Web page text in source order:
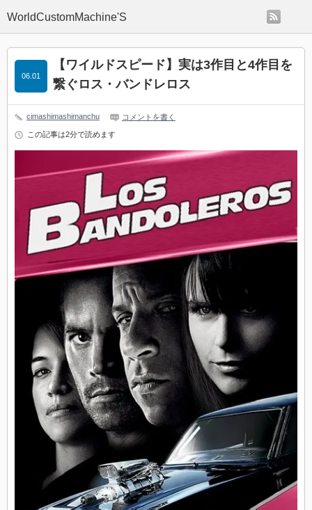
WorldCustomMachine'S
【ワイルドスピード】実は3作目と4作目を
繋ぐロス・バンドレロス
06.01
cimashimashimanchu コメントを書く
この記事は2分で読めます